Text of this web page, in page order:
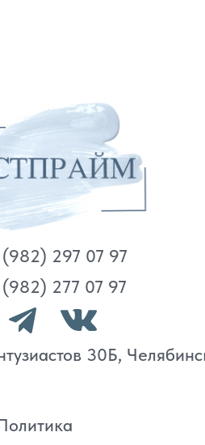
297 07 97
277 07 97
30Б, Челябинск